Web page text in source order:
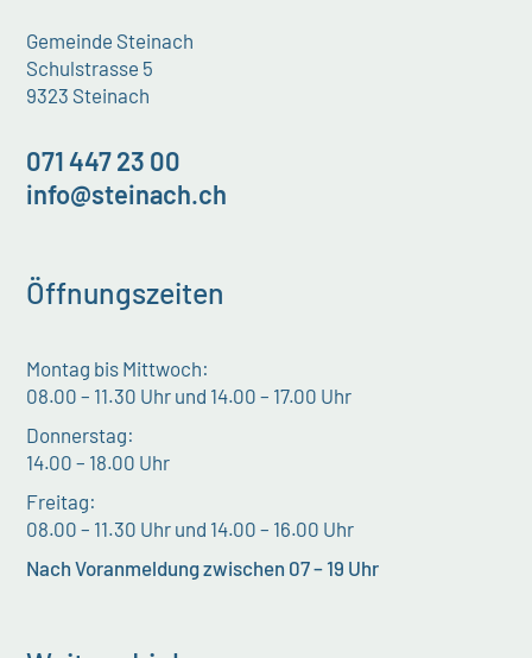
Gemeinde Steinach
Schulstrasse 5
9323 Steinach
071 447 23 00
info@steinach.ch
Öffnungszeiten
Montag bis Mittwoch:
08.00 – 11.30 Uhr und 14.00 – 17.00 Uhr
Donnerstag:
14.00 – 18.00 Uhr
Freitag:
08.00 – 11.30 Uhr und 14.00 – 16.00 Uhr
Nach Voranmeldung zwischen 07 – 19 Uhr